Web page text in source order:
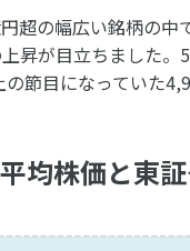
超の幅広い銘柄の
昇が目立ちました
の節目になっていた
均株価と東